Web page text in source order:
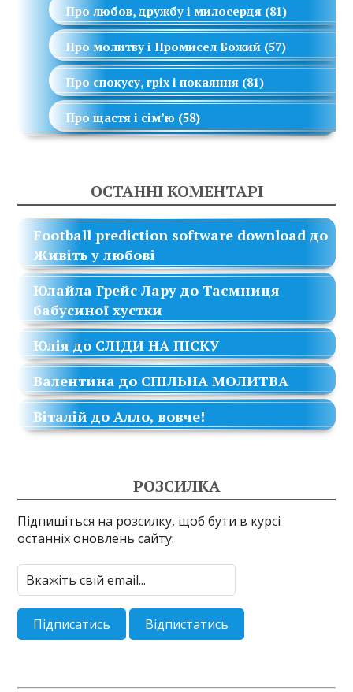
Про любов, дружбу і милосердя (81)
Про молитву і Промисел Божий (57)
Про спокусу, гріх і покаяння (81)
Про щастя і сім’ю (58)
ОСТАННІ КОМЕНТАРІ
Football prediction software download до
Живіть у любові
Юлайла Грейс Лару доТаємниця
бабусиної хустки
Юлія до СЛІДИ НА ПІСКУ
Валентина до СПІЛЬНА МОЛИТВА
Віталій доАлло, вовче!
РОЗСИЛКА
Підпишіться на розсилку, щоб бути в курсі
останніх оновлень сайту: